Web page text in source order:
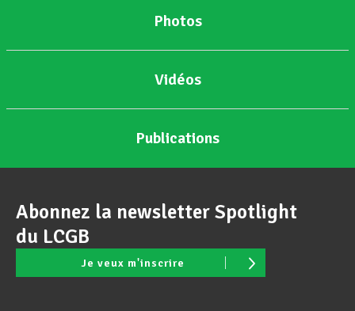
Photos
Vidéos
Publications
Abonnez la newsletter Spotlight
du LCGB
Je veux m'inscrire